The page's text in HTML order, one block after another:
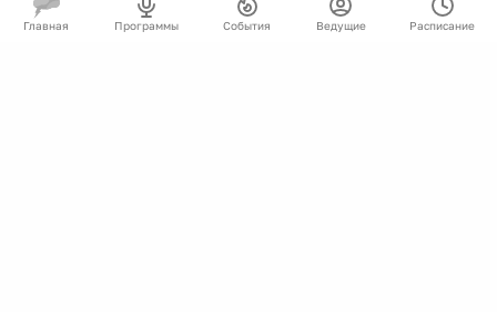
Главная Программы События Ведущие Расписание